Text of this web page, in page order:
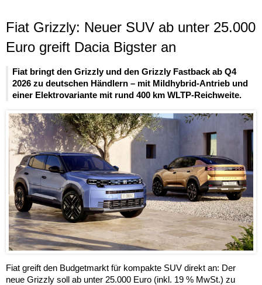
Fiat Grizzly: Neuer SUV ab unter 25.000
Euro greift Dacia Bigster an
Fiat bringt den Grizzly und den Grizzly Fastback ab Q4
2026 zu deutschen Händlern – mit Mildhybrid-Antrieb und
einer Elektrovariante mit rund 400 km WLTP-Reichweite.
Fiat greift den Budgetmarkt für kompakte SUV direkt an: Der
neue Grizzly soll ab unter 25.000 Euro (inkl. 19 % MwSt.) zu